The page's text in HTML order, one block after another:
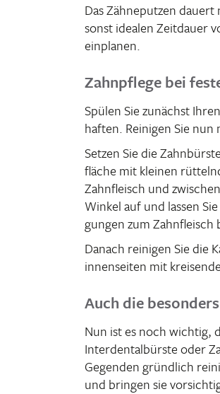
Das Zähne­putzen
sonst idealen Zeit­dauer
einplanen.
Zahnpflege bei
Spülen Sie zunächst
haften. Reinigen Sie
Setzen Sie die
fläche mit kleinen
Zahn­fleisch und
Winkel auf und lassen
gungen zum Zahn­fleisch
Danach reinigen Sie die
in­nen­seiten mit
Auch die
Nun ist es noch wichtig,
Inter­den­tal­bürste oder
Gegenden gründ­lich
und bringen sie